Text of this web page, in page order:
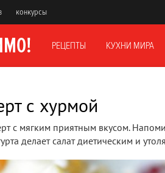
конкурсы
РЕЦЕПТЫ КУХНИ МИРА
с хурмой
с мягким приятным вкусом.
делает салат диетическим и